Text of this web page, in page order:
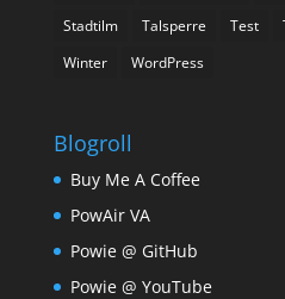
Stadtilm
Talsperre Test
Winter
WordPress
Blogroll
Buy Me A Coffee
PowAir VA
Powie @ GitHub
Powie @ YouTube